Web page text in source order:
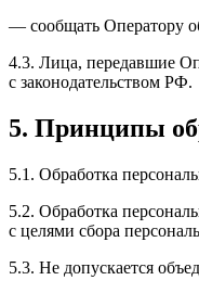
— сообщать Оператору
4.3. Лица, передавшие
с законодательством РФ.
5. Принципы
5.1. Обработка
5.2. Обработка
с целями сбора
5.3. Не допускается